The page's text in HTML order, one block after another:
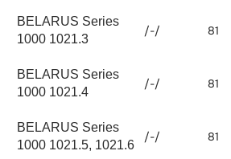
BELARUS Series
1000 1021.3
/-/ 81
BELARUS Series
1000 1021.4
/-/ 81
BELARUS Series
1000 1021.5, 1021.6
/-/ 81